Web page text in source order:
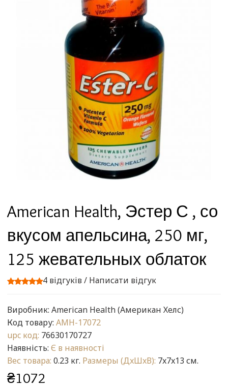
American Health, Эстер С , со
вкусом апельсина, 250 мг,
125 жевательных облаток
4 відгуків/ Написати відгук
Виробник: American Health (Американ Хелс)
Код товару: AMH-17072
upc код: 76630170727
Наявність: Є в наявності
Вес товара: 0.23 кг. Размеры (ДxШxВ): 7x7x13 см.
₴1072